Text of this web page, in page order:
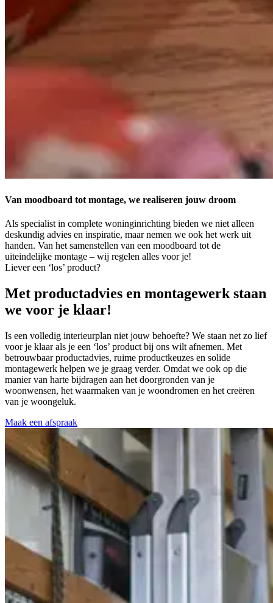
Van moodboard tot montage, we realiseren jouw droom
Als specialist in complete woninginrichting bieden we niet alleen
deskundig advies en inspiratie, maar nemen we ook het werk uit
handen. Van het samenstellen van een moodboard tot de
uiteindelijke montage – wij regelen alles voor je!
Liever een ‘los’ product?
Met productadvies en montagewerk staan
we voor je klaar!
Is een volledig interieurplan niet jouw behoefte? We staan net zo lief
voor je klaar als je een ‘los’ product bij ons wilt afnemen. Met
betrouwbaar productadvies, ruime productkeuzes en solide
montagewerk helpen we je graag verder. Omdat we ook op die
manier van harte bijdragen aan het doorgronden van je
woonwensen, het waarmaken van je woondromen en het creëren
van je woongeluk.
Maak een afspraak